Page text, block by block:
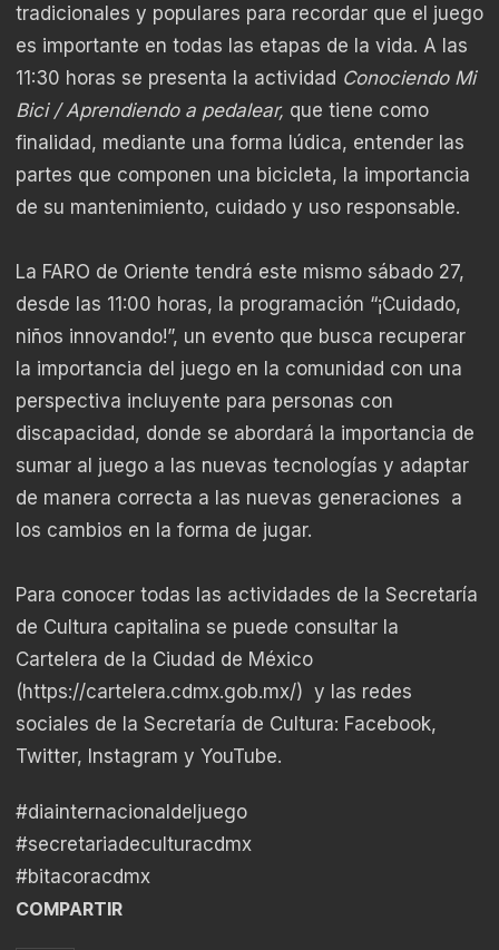
tradicionales y populares para recordar que el juego
es importante en todas las etapas de la vida. A las
11:30 horas se presenta la actividad Conociendo Mi
Bici / Aprendiendo a pedalear, que tiene como
finalidad, mediante una forma lúdica, entender las
partes que componen una bicicleta, la importancia
de su mantenimiento, cuidado y uso responsable.
La FARO de Oriente tendrá este mismo sábado 27,
desde las 11:00 horas, la programación “¡Cuidado,
niños innovando!”, un evento que busca recuperar
la importancia del juego en la comunidad con una
perspectiva incluyente para personas con
discapacidad, donde se abordará la importancia de
sumar al juego a las nuevas tecnologías y adaptar
de manera correcta a las nuevas generaciones a
los cambios en la forma de jugar.
Para conocer todas las actividades de la Secretaría
de Cultura capitalina se puede consultar la
Cartelera de la Ciudad de México
(https://cartelera.cdmx.gob.mx/) y las redes
sociales de la Secretaría de Cultura: Facebook,
Twitter, Instagram y YouTube.
#diainternacionaldeljuego
#secretariadeculturacdmx
#bitacoracdmx
COMPARTIR